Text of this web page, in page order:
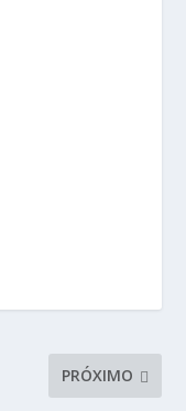
PRÓXIMO